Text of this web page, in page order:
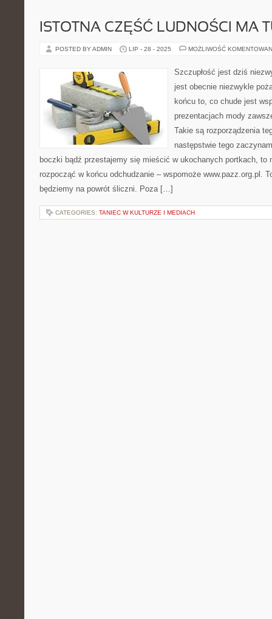
ISTOTNA CZĘŚĆ LUDNOŚCI MA
POSTED BY ADMIN LIP - 28 - 2025 MOŻLIWOŚĆ
Szczupłość jest dziś
jest obecnie niezwykle
końcu to, co chude jest
prezentacjach mody
Takie są rozporządzenia
następstwie tego
boczki bądź przestajemy się mieścić w ukochanych portkach, to
rozpocząć w końcu odchudzanie – wspomoże www.pazz.org.pl.
będziemy na powrót śliczni. Poza […]
CATEGORIES: TANIEC W KULTURZE I MEDIACH